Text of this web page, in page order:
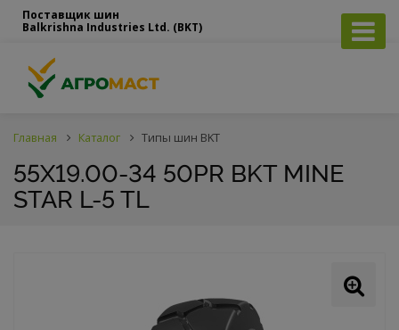
Поставщик шин
Balkrishna Industries Ltd. (BKT)
Главная Каталог Типы шин BKT
55X19.00-34 50PR BKT MINE
STAR L-5 TL